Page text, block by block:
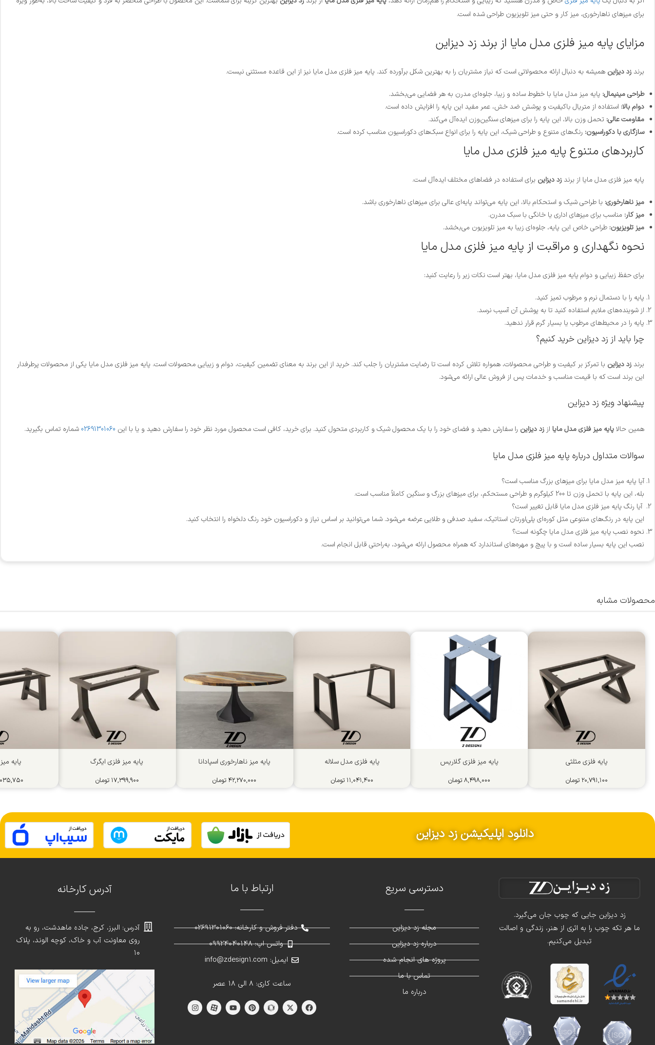
برای میزهای ناهارخوری، میز کار و حتی میز تلویزیون طراحی شده است.
مزایای پایه میز فلزی مدل مایا از برند زد دیزاین
برندزد دیزاین همیشه به دنبال ارائه محصولاتی است که نیاز مشتریان را به بهترین شکل برآورده کند. پایه میز فلزی مدل مایا نیز از این قاعده مستثنی نیست.
طراحی مینیمال: پایه میز مدل مایا با خطوط ساده و زیبا، جلوه‌ای مدرن به هر فضایی می‌بخشد.
دوام بالا: استفاده از متریال باکیفیت و پوشش ضد خش، عمر مفید این پایه را افزایش داده است.
مقاومت عالی: تحمل وزن بالا، این پایه را برای میزهای سنگین‌وزن ایده‌آل می‌کند.
سازگاری با دکوراسیون: رنگ‌های متنوع و طراحی شیک، این پایه را برای انواع سبک‌های دکوراسیون مناسب کرده است.
کاربردهای متنوع پایه میز فلزی مدل مایا
پایه میز فلزی مدل مایا از برندزد دیزاین برای استفاده در فضاهای مختلف ایده‌آل است.
میز ناهارخوری: با طراحی شیک و استحکام بالا، این پایه می‌تواند پایه‌ای عالی برای میزهای ناهارخوری باشد.
میز کار: مناسب برای میزهای اداری یا خانگی با سبک مدرن.
میز تلویزیون: طراحی خاص این پایه، جلوه‌ای زیبا به میز تلویزیون می‌بخشد.
نحوه نگهداری و مراقبت از پایه میز فلزی مدل مایا
برای حفظ زیبایی و دوام پایه میز فلزی مدل مایا، بهتر است نکات زیر را رعایت کنید:
پایه را با دستمال نرم و مرطوب تمیز کنید.
از شوینده‌های ملایم استفاده کنید تا به پوشش آن آسیب نرسد.
پایه را در محیط‌های مرطوب یا بسیار گرم قرار ندهید.
چرا باید از زد دیزاین خرید کنیم؟
برندزد دیزاین با تمرکز بر کیفیت و طراحی محصولات، همواره تلاش کرده است تا رضایت مشتریان را جلب کند. خرید از این برند به معنای تضمین کیفیت، دوام و زیبایی محصولات است. پایه میز فلزی مدل مایا یکی از محصولات پرطرفدار
این برند است که با قیمت مناسب و خدمات پس از فروش عالی ارائه می‌شود.
پیشنهاد ویژه زد دیزاین
همین حالاپایه میز فلزی مدل مایا اززد دیزاین را سفارش دهید و فضای خود را با یک محصول شیک و کاربردی متحول کنید. برای خرید، کافی است محصول مورد نظر خود را سفارش دهید و یا با این 02691301060 شماره تماس بگیرید.
سوالات متداول درباره پایه میز فلزی مدل مایا
آیا پایه میز مدل مایا برای میزهای بزرگ مناسب است؟
بله، این پایه با تحمل وزن تا 200 کیلوگرم و طراحی مستحکم، برای میزهای بزرگ و سنگین کاملاً مناسب است.
آیا رنگ پایه میز فلزی مدل مایا قابل تغییر است؟
این پایه در رنگ‌های متنوعی مثل کوره‌ای پلی‌اورتان استاتیک، سفید صدفی و طلایی عرضه می‌شود. شما می‌توانید بر اساس نیاز و دکوراسیون خود رنگ دلخواه را انتخاب کنید.
نحوه نصب پایه میز فلزی مدل مایا چگونه است؟
نصب این پایه بسیار ساده است و با پیچ و مهره‌های استاندارد که همراه محصول ارائه می‌شود، به‌راحتی قابل انجام است.
محصولات مشابه
پایه فلزی مثلثی
۲۰,۷۹۱,۱۰۰ تومان
پایه میز فلزی گلاریس
۸,۴۹۸,۰۰۰ تومان
پایه فلزی مدل سلاله
۱۱,۰۴۱,۴۰۰ تومان
پایه میز ناهارخوری اﺳﭙﺎداﻧﺎ
۴۲,۲۷۰,۰۰۰ تومان
پایه میز فلزی ایگرگ
۱۷,۳۹۹,۹۰۰ تومان
پایه
دانلود اپلیکیشن زد دیزاین
زد دیزاین جایی که چوب جان می‌گیرد.
ما هر تکه چوب را به اثری از هنر، زندگی و اصالت
تبدیل می‌کنیم.
دسترسی سریع
مجله زد دیزاین
درباره زد دیزاین
پروژه های انجام شده
تماس با ما
درباره ما
ارتباط با ما
دفتر فروش و کارخانه: 02691301060
واتس اپ: 09924040148
ایمیل: info@zdesign1.com
ساعت کاری: 8 الی 18 عصر
آدرس کارخانه
آدرس: البرز، کرج، جاده ماهدشت، رو به
روی معاونت آب و خاک، کوچه الوند، پلاک
۱۰